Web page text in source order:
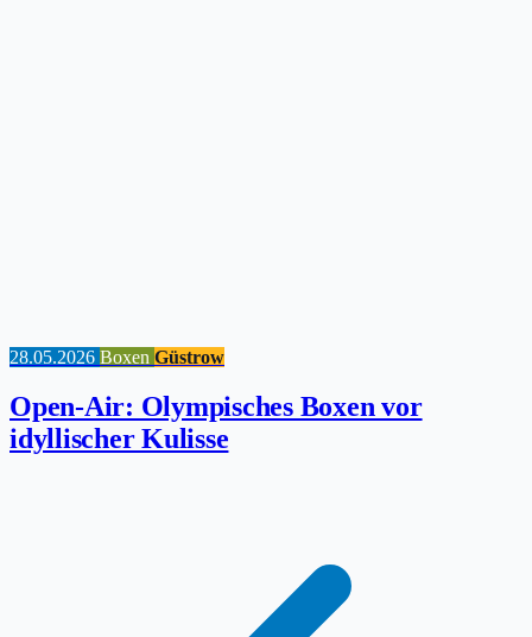
28.05.2026 Boxen Güstrow
Open-Air: Olympisches Boxen vor
idyllischer Kulisse